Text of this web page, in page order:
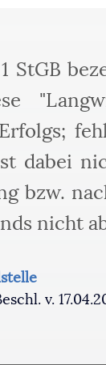
StGB
dabei
bzw.
nicht
v.